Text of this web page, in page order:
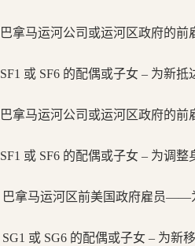
巴拿马运河公司或运河区政府的前
SF1 或 SF6 的配偶或子女 – 为新抵
巴拿马运河公司或运河区政府的前
SF1 或 SF6 的配偶或子女 – 为调整
巴拿马运河区前美国政府雇员——
SG1 或 SG6 的配偶或子女 – 为新